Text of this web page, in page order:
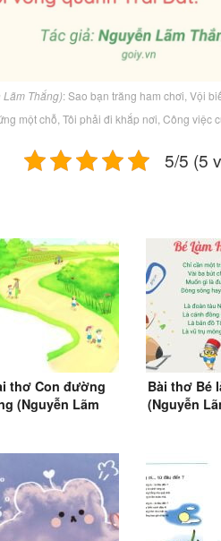
Lãm Thắng): Sao bạn trăng ham chơi, Vội
một chỗ, Tôi phải đi khắp nơi, Công việc
5/5 (5
thơ Con đường
(Nguyễn Lãm
Bài thơ Bé
(Nguyễn